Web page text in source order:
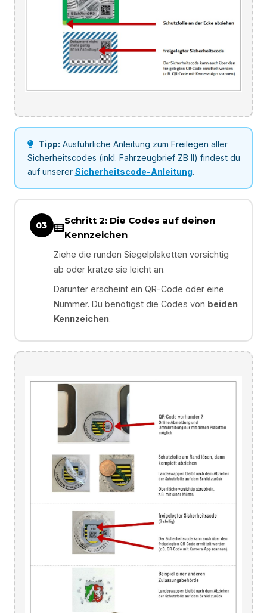
Tipp: Ausführliche Anleitung zum Freilegen aller
Sicherheitscodes (inkl. Fahrzeugbrief ZB II) findest du
auf unserer Sicherheitscode-Anleitung.
03
Schritt 2: Die Codes auf deinen
Kennzeichen
Ziehe die runden Siegelplaketten vorsichtig
ab oder kratze sie leicht an.
Darunter erscheint ein QR-Code oder eine
Nummer. Du benötigst die Codes von beiden
Kennzeichen.